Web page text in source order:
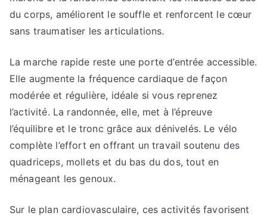
du corps, améliorent le souffle et renforcent le cœur
sans traumatiser les articulations.
La marche rapide reste une porte d’entrée accessible.
Elle augmente la fréquence cardiaque de façon
modérée et régulière, idéale si vous reprenez
l’activité. La randonnée, elle, met à l’épreuve
l’équilibre et le tronc grâce aux dénivelés. Le vélo
complète l’effort en offrant un travail soutenu des
quadriceps, mollets et du bas du dos, tout en
ménageant les genoux.
Sur le plan cardiovasculaire, ces activités favorisent